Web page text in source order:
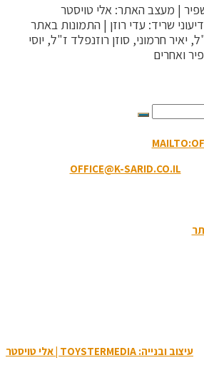
| מעצב האתר: אלי טויסטר
שריד: עדי רוזן | התמונות באתר
יאיר חרמוני, סוזן רוזנפלד ז"ל, יוסי
ואחרים
OFFICE@K-SARID.CO.IL
עיצוב ובנייה: TOYSTERMEDIA | אלי טויסטר